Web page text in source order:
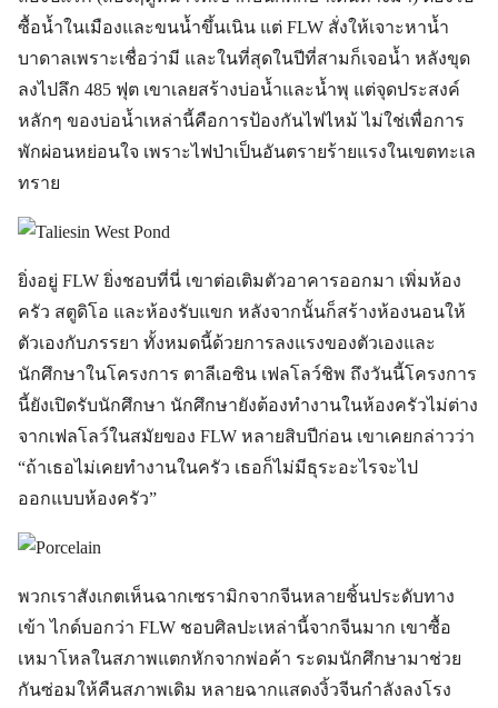
ซื้อน้ำในเมืองและขนน้ำขึ้นเนิน แต่ FLW สั่งให้เจาะหาน้ำ
บาดาลเพราะเชื่อว่ามี และในที่สุดในปีที่สามก็เจอน้ำ หลังขุด
ลงไปลึก 485 ฟุต เขาเลยสร้างบ่อน้ำและน้ำพุ แต่จุดประสงค์
หลักๆ ของบ่อน้ำเหล่านี้คือการป้องกันไฟไหม้ ไม่ใช่เพื่อการ
พักผ่อนหย่อนใจ เพราะไฟป่าเป็นอันตรายร้ายแรงในเขตทะเล
ทราย
ยิ่งอยู่ FLW ยิ่งชอบที่นี่ เขาต่อเติมตัวอาคารออกมา เพิ่มห้อง
ครัว สตูดิโอ และห้องรับแขก หลังจากนั้นก็สร้างห้องนอนให้
ตัวเองกับภรรยา ทั้งหมดนี้ด้วยการลงแรงของตัวเองและ
นักศึกษาในโครงการ ตาลีเอซิน เฟลโลว์ชิพ ถึงวันนี้โครงการ
นี้ยังเปิดรับนักศึกษา นักศึกษายังต้องทำงานในห้องครัวไม่ต่าง
จากเฟลโลว์ในสมัยของ FLW หลายสิบปีก่อน เขาเคยกล่าวว่า
“ถ้าเธอไม่เคยทำงานในครัว เธอก็ไม่มีธุระอะไรจะไป
ออกแบบห้องครัว”
พวกเราสังเกตเห็นฉากเซรามิกจากจีนหลายชิ้นประดับทาง
เข้า ไกด์บอกว่า FLW ชอบศิลปะเหล่านี้จากจีนมาก เขาซื้อ
เหมาโหลในสภาพแตกหักจากพ่อค้า ระดมนักศึกษามาช่วย
กันซ่อมให้คืนสภาพเดิม หลายฉากแสดงงิ้วจีนกำลังลงโรง